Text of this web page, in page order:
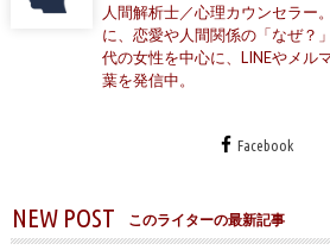
人間解析士／心理カウンセラー
に、恋愛や人間関係の「なぜ？
代の女性を中心に、LINEやメル
葉を発信中。
Facebook
NEW POST このライターの最新記事